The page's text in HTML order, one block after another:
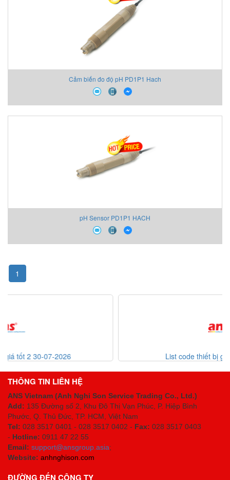
Cảm biến đo độ pH PD1P1 Hach
pH Sensor PD1P1 HACH
1
List code thiết bị giá tốt 30-07-2026
THÔNG TIN LIÊN HỆ
ANS Vietnam (Anh Nghi Son Service Trading Co., Ltd.)
Add: 135 Đường số 2, Khu Đô Thị Vạn Phúc, P. Hiệp Bình
Phước, Q. Thủ Đức, TP. HCM , Việt Nam
Tel: 028 3517 0401 - 028 3517 0402 - Fax: 028 3517 0403
- Hotline: 0911 47 22 55
Email: support@ansgroup.asia;
Website: anhnghison.com
ĐƯỜNG ĐẾN CÔNG TY